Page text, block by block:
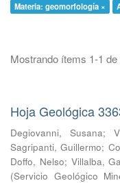
Materia: geomorfología ×
Mostrando ítems 1-1 de
Hoja Geológica
Degiovanni, Susana;
Sagripanti, Guillermo;
Doffo, Nelso; Villalba,
(Servicio Geológico